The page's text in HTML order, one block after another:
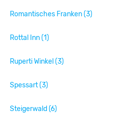
Romantisches Franken (3)
Rottal Inn (1)
Ruperti Winkel (3)
Spessart (3)
Steigerwald (6)